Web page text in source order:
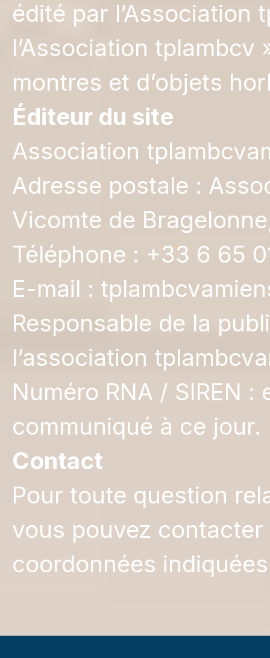
édité par l’Association
l’Association
montres et d’objets
Éditeur du site
Association
Adresse postale :
Vicomte de
Téléphone : +33 6 65
E-mail :
Responsable de la
l’association
Numéro RNA / SIREN
communiqué à ce jour.
Contact
Pour toute question
vous pouvez contacter
coordonnées